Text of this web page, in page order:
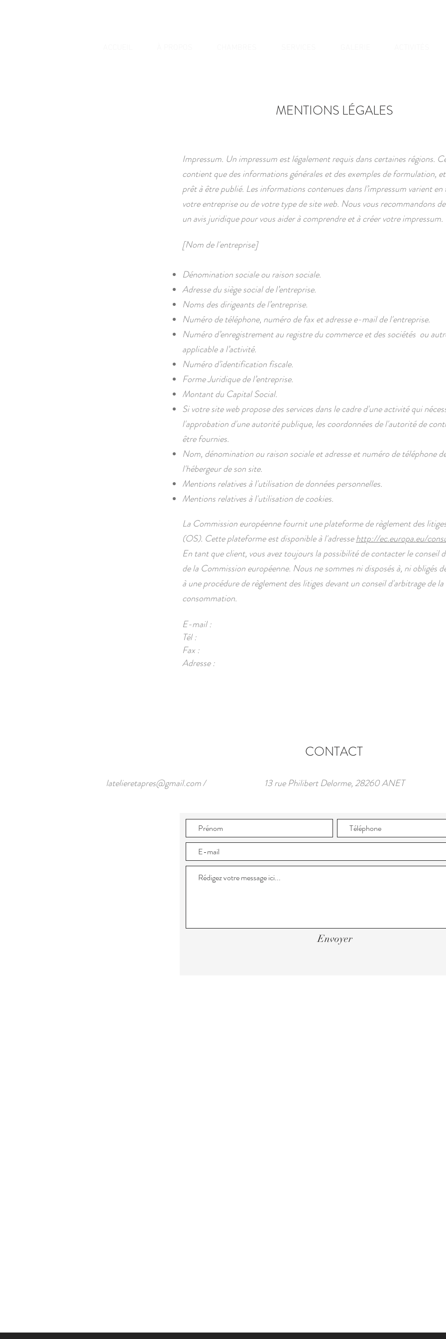
MENTIONS LÉGALES
Impressum. Un impressum est légalement requis dans certaines régions.
contient que des informations générales et des exemples de formulation,
prêt à être publié. Les informations contenues dans l’impressum varient
votre entreprise ou de votre type de site web. Nous vous recommandons
un avis juridique pour vous aider à comprendre et à créer votre impressum.
[Nom de l'entreprise]
Dénomination sociale ou raison sociale.
Adresse du siège social de l’entreprise.
Noms des dirigeants de l’entreprise.
Numéro de téléphone, numéro de fax et adresse e-mail de l'entreprise.
Numéro d’enregistrement au registre du commerce et des sociétés ou
applicable a l’activité.
Numéro d’identification fiscale.
Forme Juridique de l’entreprise.
Montant du Capital Social.
Si votre site web propose des services dans le cadre d'une activité qui
l'approbation d'une autorité publique, les coordonnées de l'autorité de
être fournies. ​​​
Nom, dénomination ou raison sociale et adresse et numéro de téléphone
l'hébergeur de son site.
Mentions relatives à l'utilisation de données personnelles.
Mentions relatives à l'utilisation de cookies.
La Commission européenne fournit une plateforme de règlement des
(OS). Cette plateforme est disponible à l'adressehttp://ec.europa.eu/
En tant que client, vous avez toujours la possibilité de contacter le conseil
de la Commission européenne. Nous ne sommes ni disposés à, ni obligés
à une procédure de règlement des litiges devant un conseil d'arbitrage de la
consommation.
E-mail :
Tél :
Fax :
Adresse :
CONTACT
latelieretapres@gmail.com 13 rue Philibert Delorme, 28260 ANET
/
Envoyer